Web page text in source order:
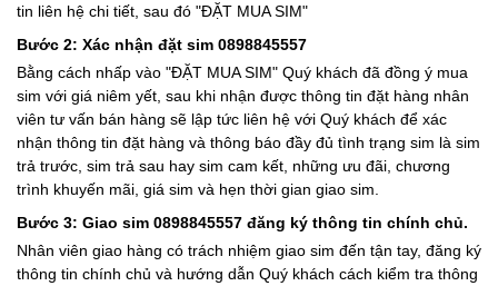
tin liên hệ chi tiết, sau đó "ĐẶT MUA SIM"
Bước 2: Xác nhận đặt sim 0898845557
Bằng cách nhấp vào "ĐẶT MUA SIM" Quý khách đã đồng ý mua
sim với giá niêm yết, sau khi nhận được thông tin đặt hàng nhân
viên tư vấn bán hàng sẽ lập tức liên hệ với Quý khách để xác
nhận thông tin đặt hàng và thông báo đầy đủ tình trạng sim là sim
trả trước, sim trả sau hay sim cam kết, những ưu đãi, chương
trình khuyến mãi, giá sim và hẹn thời gian giao sim.
Bước 3: Giao sim 0898845557 đăng ký thông tin chính chủ.
Nhân viên giao hàng có trách nhiệm giao sim đến tận tay, đăng ký
thông tin chính chủ và hướng dẫn Quý khách cách kiểm tra thông